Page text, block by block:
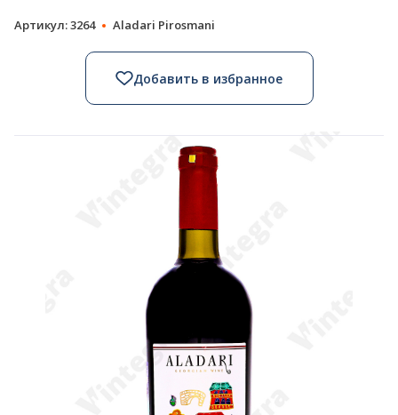
Артикул: 3264 Aladari Pirosmani
Добавить в избранное